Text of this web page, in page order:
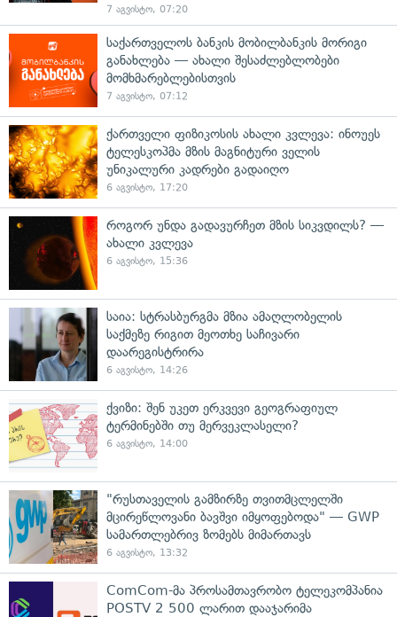
7 აგვისტო, 07:20
საქართველოს ბანკის მობილბანკის მორიგი
განახლება — ახალი შესაძლებლობები
მომხმარებლებისთვის
7 აგვისტო, 07:12
ქართველი ფიზიკოსის ახალი კვლევა: ინოუეს
ტელესკოპმა მზის მაგნიტური ველის
უნიკალური კადრები გადაიღო
6 აგვისტო, 17:20
როგორ უნდა გადავურჩეთ მზის სიკვდილს? —
ახალი კვლევა
6 აგვისტო, 15:36
საია: სტრასბურგმა მზია ამაღლობელის
საქმეზე რიგით მეოთხე საჩივარი
დაარეგისტრირა
6 აგვისტო, 14:26
ქვიზი: შენ უკეთ ერკვევი გეოგრაფიულ
ტერმინებში თუ მერვეკლასელი?
6 აგვისტო, 14:00
"რუსთაველის გამზირზე თვითმცლელში
მცირეწლოვანი ბავშვი იმყოფებოდა" — GWP
სამართლებრივ ზომებს მიმართავს
6 აგვისტო, 13:32
ComCom-მა პროსამთავრობო ტელეკომპანია
POSTV 2 500 ლარით დააჯარიმა